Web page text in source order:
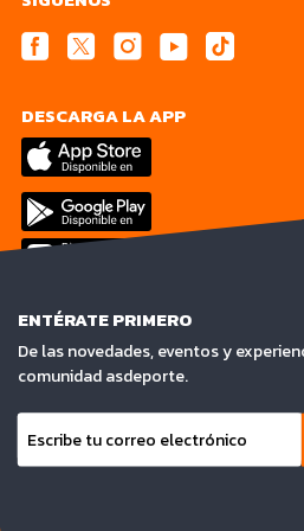
DESCARGA LA APP
ENTÉRATE PRIMERO
De las novedades, eventos y
comunidad asdeporte.